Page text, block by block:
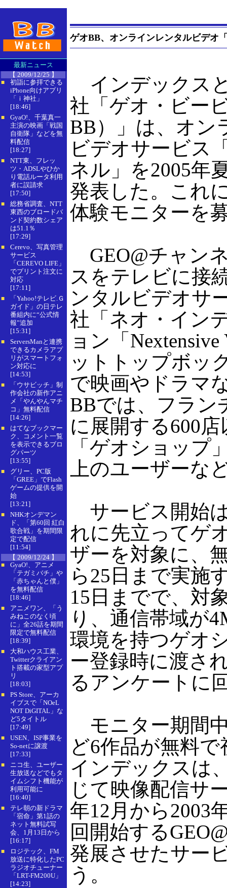
最新ニュース
【 2009/12/25 】
■
初詣に参拝できる
iPhone向けアプリ
「ｉ神社」
[18:46]
■
GyaO!、千葉真一
主演の映画「戦国
自衛隊」などを無
料配信
[18:27]
■
NTT東、フレッ
ツ・ADSLやひか
り電話ルータ利用
者に誤請求
[17:50]
■
総務省調査、NTT
東西のブロードバ
ンド契約数シェア
は51.1％
[17:29]
■
Cerevo、写真管理
サービス
「CEREVO LIFE」
でプリント注文に
対応
[17:11]
■
「Yahoo!テレビ.Ｇ
ガイド」の日テレ
番組内に“公式情
報”追加
[15:31]
■
ServersManと連携
できるカメラアプ
リがスマートフォ
ン対応に
[14:53]
■
「ウサビッチ」制
作会社の新作アニ
メ「やんやんマチ
コ」無料配信
[14:26]
■
はてなブックマー
ク、コメント一覧
を表示できるブロ
グパーツ
[13:55]
■
グリー、PC版
「GREE」でFlash
ゲームの提供を開
始
[13:21]
■
NHKオンデマン
ド、「第60回 紅白
歌合戦」を期間限
定で配信
[11:54]
【 2009/12/24 】
■
GyaO!、アニメ
「テガミバチ」や
「赤ちゃんと僕」
を無料配信
[18:46]
■
アニメワン、「う
みねこのなく頃
に」全26話を期間
限定で無料配信
[18:39]
■
大和ハウス工業、
Twitterクライアン
ト搭載の家型アプ
リ
[18:03]
■
PS Store、アーカ
イブスで「NOeL
NOT DiGITAL」な
ど5タイトル
[17:49]
■
USEN、ISP事業を
So-netに譲渡
[17:33]
■
ニコ生、ユーザー
生放送などでもタ
イムシフト機能が
利用可能に
[16:40]
■
テレ朝の新ドラマ
「宿命」第1話の
ネット無料試写
会、1月13日から
[16:17]
■
ロジテック、FM
放送に特化したPC
ラジオチューナー
「LRT-FM200U」
[14:23]
ゲオBB、オンラインレンタルビデオ
インデックス
社「ゲオ・ビー
BB）」は、オン
ビデオサービス
ネル」を2005年
発表した。これ
体験モニターを
GEO@チャン
スをテレビに接
ンタルビデオサ
社「ネオ・イン
ョン「
ットトップボッ
で映画やドラマ
BBでは、フラン
に展開する600
「ゲオショップ
上のユーザーな
サービス開始
れに先立ってゲ
ザーを対象に、
ら25日まで実施
15日までで、対
り、通信帯域が
環境を持つゲオ
ー登録時に渡さ
るアンケートに
モニター期間
ど6作品が無料
インデックスは
じて映像配信サ
年12月から2003
回開始する
発展させたサー
う。